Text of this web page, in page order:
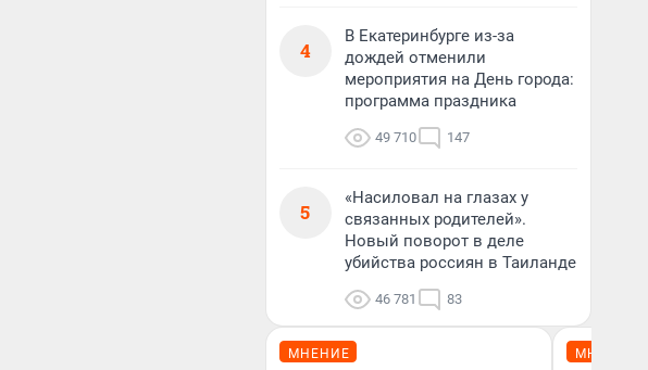
4
В Екатеринбурге из-за
дождей отменили
мероприятия на День города:
программа праздника
49 710 147
5
«Насиловал на глазах у
связанных родителей».
Новый поворот в деле
убийства россиян в Таиланде
46 781 83
МНЕНИЕ МНЕНИЕ